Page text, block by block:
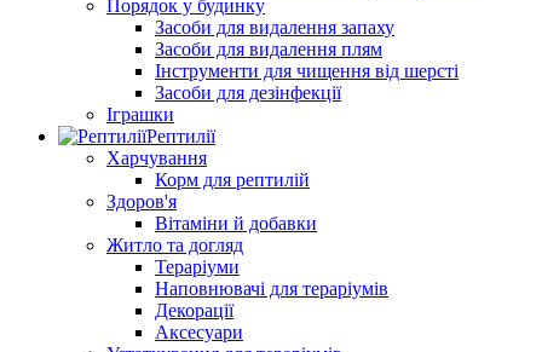
Порядок у будинку
Засоби для видалення запаху
Засоби для видалення плям
Інструменти для чищення від шерсті
Засоби для дезінфекції
Іграшки
Рептилії
Харчування
Корм для рептилій
Здоров'я
Вітаміни й добавки
Житло та догляд
Тераріуми
Наповнювачі для тераріумів
Декорації
Аксесуари